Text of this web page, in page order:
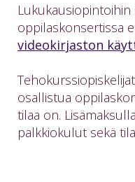
Lukukausiopintoihin
oppilaskonsertissa
videokirjaston
osallistua
tilaa on.
palkkiokulut sekä